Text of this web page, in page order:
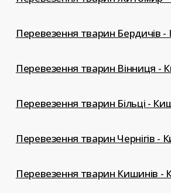
Перевезення тварин Бердичів -
Перевезення тварин Вінниця -
Перевезення тварин Більці -
Перевезення тварин Чернігів -
Перевезення тварин Кишинів -